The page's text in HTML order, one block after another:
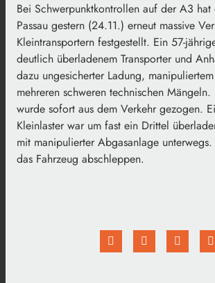
Bei Schwerpunktkontrollen auf der A3
Passau gestern (24.11.) erneut massive
Kleintransportern festgestellt. Ein 57-
deutlich überladenem Transporter und
dazu ungesicherter Ladung,
mehreren schweren technischen Mängeln.
wurde sofort aus dem Verkehr gezogen.
Kleinlaster war um fast ein Drittel
mit manipulierter Abgasanlage
das Fahrzeug abschleppen.